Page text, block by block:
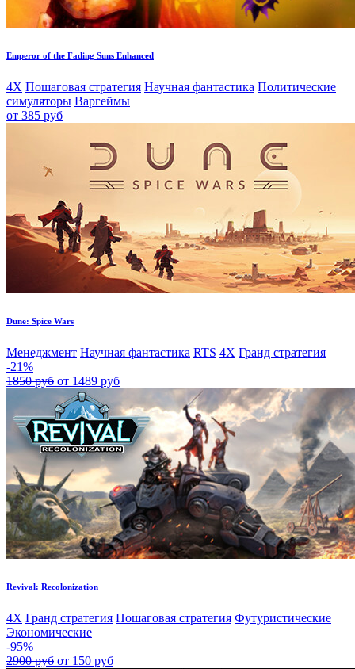
Emperor of the Fading Suns Enhanced
4X Пошаговая стратегия Научная фантастика Политические
симуляторы Варгеймы
от 385 руб
Dune: Spice Wars
Менеджмент Научная фантастика RTS 4X Гранд стратегия
-21%
1850 руб от 1489 руб
Revival: Recolonization
4X Гранд стратегия Пошаговая стратегия Футуристические
Экономические
-95%
2900 руб от 150 руб